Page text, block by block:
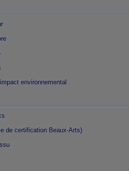
environnemental
de certification Beaux-Arts)